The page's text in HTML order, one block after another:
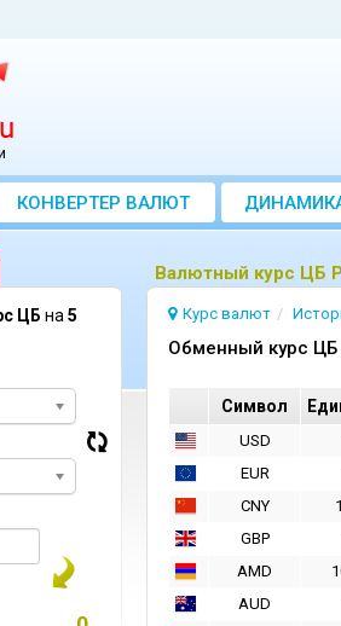
КОНВЕРТЕР ВАЛЮТ
Bалютный курс ЦБ
Курс валют
Oбменный курс ЦБ
Cимвол
USD
EUR
CNY
GBP
AMD
AUD
ЦБ на 5